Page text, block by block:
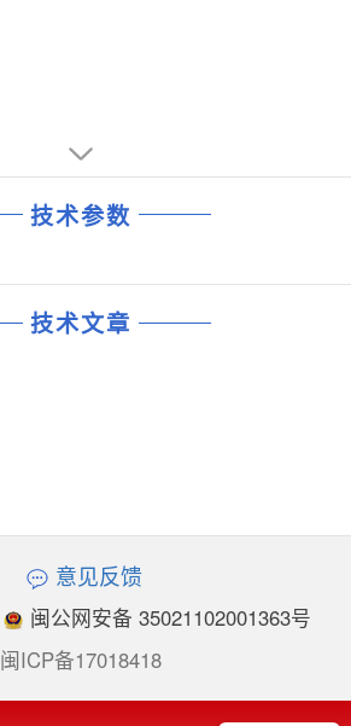
技术参数
技术文章
意见反馈
闽公网安备 35021102001363号
闽ICP备17018418